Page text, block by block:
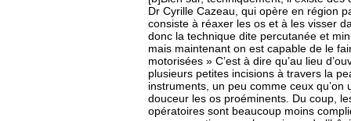
Dr Cyrille Cazeau, qui opère en région
consiste à réaxer les os et à les visser
donc la technique dite percutanée et
mais maintenant on est capable de le
motorisées » C’est à dire qu’au lieu
plusieurs petites incisions à travers la
instruments, un peu comme ceux
douceur les os proéminents. Du coup,
opératoires sont beaucoup moins